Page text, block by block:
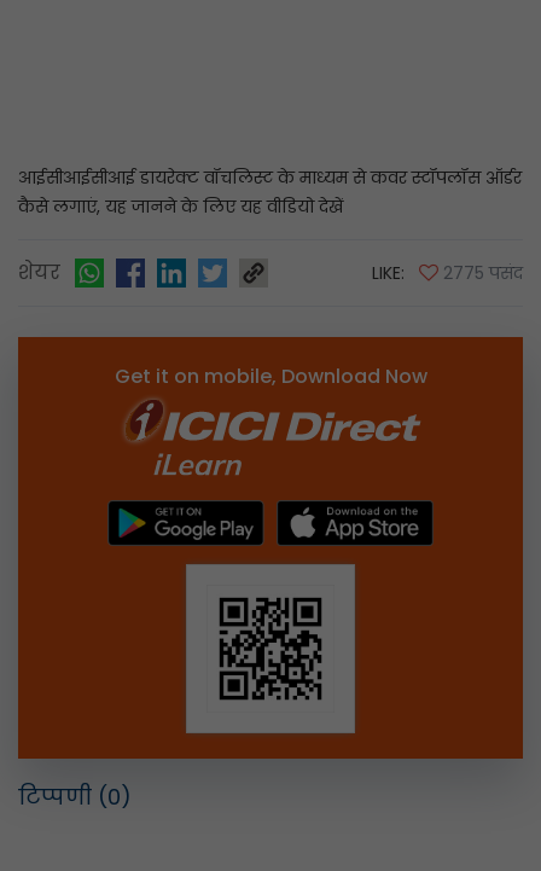
आईसीआईसीआई डायरेक्ट वॉचलिस्ट के माध्यम से कवर स्टॉपलॉस ऑर्डर
कैसे लगाएं, यह जानने के लिए यह वीडियो देखें
शेयर LIKE: 2775 पसंद
Get it on mobile, Download Now
टिप्पणी (0)